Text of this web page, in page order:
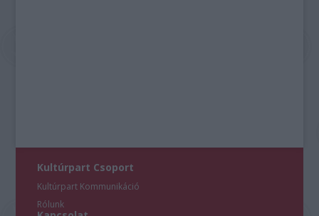
Kultúrpart Csoport
Kultúrpart Kommunikáció
Rólunk